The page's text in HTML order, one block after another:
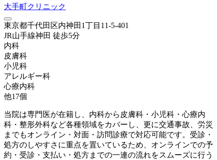
大手町クリニック
東京都千代田区内神田1丁目11-5-401
JR山手線神田 徒歩5分
内科
皮膚科
小児科
アレルギー科
心療内科
他17個
当院は専門医が在籍し、内科から皮膚科・小児科・心療内
科・整形外科など各種領域をカバーし、更に交通事故、労災
までもオンライン・対面・訪問診療で対応可能です。受診・
処方のしやすさに重点を置いているため、オンラインでの予
約・受診・支払い・処方までの一連の流れをスムーズに行う